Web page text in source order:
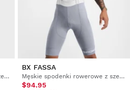
Męskie spodenki rowerowe z szelkami
BX FASSA
Męskie spodenki rowerowe z szelkami
$94.95